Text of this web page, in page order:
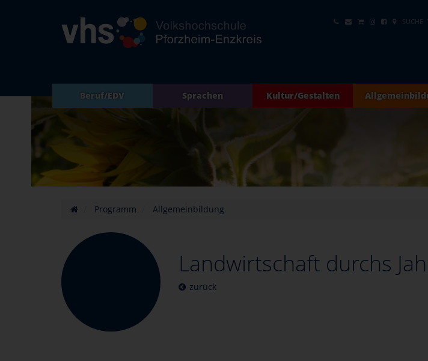
SUCHE
Beruf/EDV Sprachen Kultur/Gestalten
Programm Allgemeinbildung
Landwirtschaft durchs
zurück